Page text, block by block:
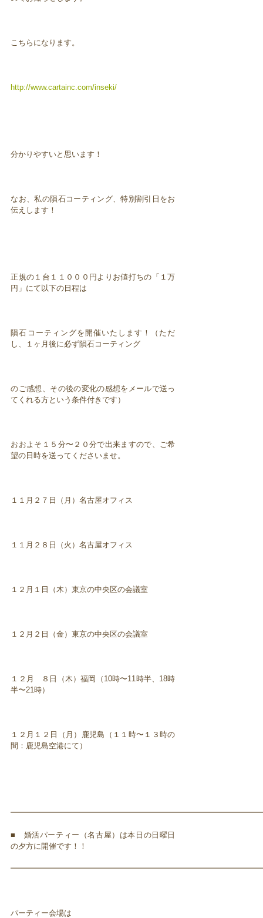
こちらになります。
http://www.cartainc.com/inseki/
分かりやすいと思います！
なお、私の隕石コーティング、特別割引日をお
伝えします！
正規の１台１１０００円よりお値打ちの「１万
円」にて以下の日程は
隕石コーティングを開催いたします！（ただ
し、１ヶ月後に必ず隕石コーティング
のご感想、その後の変化の感想をメールで送っ
てくれる方という条件付きです）
おおよそ１５分〜２０分で出来ますので、ご希
望の日時を送ってくださいませ。
１１月２７日（月）名古屋オフィス
１１月２８日（火）名古屋オフィス
１２月１日（木）東京の中央区の会議室
１２月２日（金）東京の中央区の会議室
１２月 ８日（木）福岡（10時〜11時半、18時
半〜21時）
１２月１２日（月）鹿児島（１１時〜１３時の
間：鹿児島空港にて）
■ 婚活パーティー（名古屋）は本日の日曜日
の夕方に開催です！！
パーティー会場は